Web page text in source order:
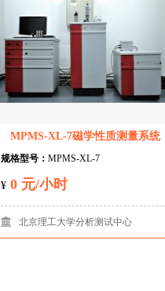
MPMS-XL-7磁学性质测量系统
规格型号： MPMS-XL-7
¥ 0 元/小时
北京理工大学分析测试中心